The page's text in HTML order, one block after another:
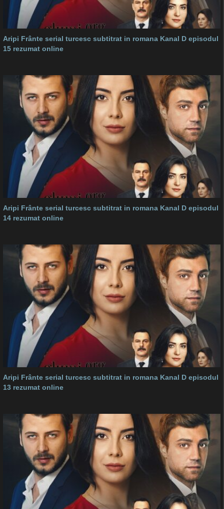
Aripi Frânte serial turcesc subtitrat in romana Kanal D episodul
15 rezumat online
Aripi Frânte serial turcesc subtitrat in romana Kanal D episodul
14 rezumat online
Aripi Frânte serial turcesc subtitrat in romana Kanal D episodul
13 rezumat online